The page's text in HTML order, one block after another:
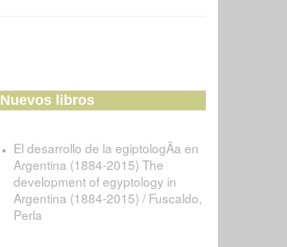
Nuevos libros
El desarrollo de la egiptologÃ­a en
Argentina (1884-2015) The
development of egyptology in
Argentina (1884-2015) / Fuscaldo,
Perla